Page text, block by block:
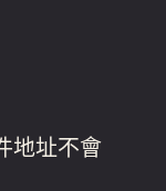
地址不會